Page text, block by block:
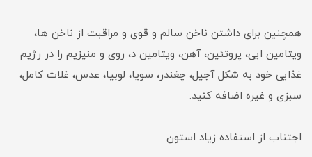
همچنین برای داشتن ناخن سالم و قوی و مراقبت از ناخن ها،
ویتامین ایی، پروتئین، آهن، ویتامین د، روی و منیزیم را در رژیم
غذایی خود به شکل آجیل، چغندر، سویا، لوبیا، عدس، غلات کامل،
سبزی و غیره اضافه کنید.
اجتناب از استفاده زیاد استون